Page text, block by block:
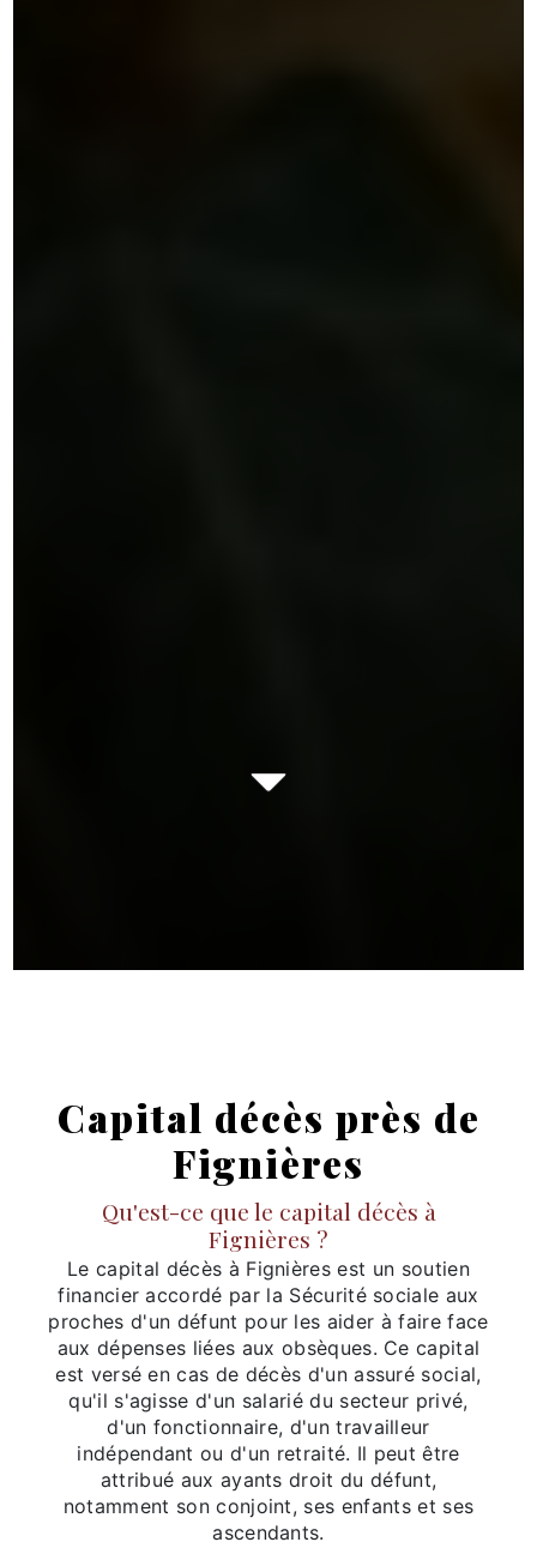
Capital décès près de
Fignières
Qu'est-ce que le capital décès à
Fignières ?
Le capital décès à Fignières est un soutien
financier accordé par la Sécurité sociale aux
proches d'un défunt pour les aider à faire face
aux dépenses liées aux obsèques. Ce capital
est versé en cas de décès d'un assuré social,
qu'il s'agisse d'un salarié du secteur privé,
d'un fonctionnaire, d'un travailleur
indépendant ou d'un retraité. Il peut être
attribué aux ayants droit du défunt,
notamment son conjoint, ses enfants et ses
ascendants.